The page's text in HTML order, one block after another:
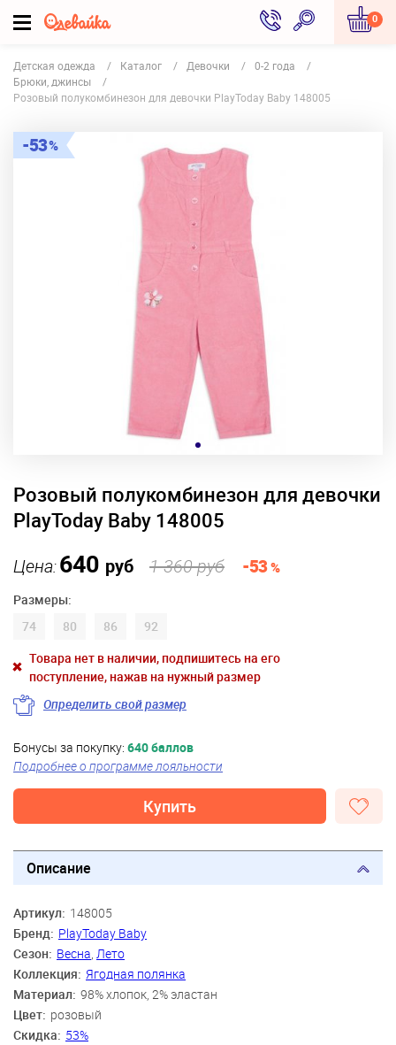
0
Детская одежда Каталог Девочки
0-2 года
Брюки, джинсы
Розовый полукомбинезон для девочки PlayToday Baby 148005
53
Розовый полукомбинезон для девочки
PlayToday Baby 148005
Цена:640 руб 1 360 руб -53%
Размеры:
74
80 86
92
Товара нет в наличии, подпишитесь на его
поступление, нажав на нужный размер
Определить свой размер
Бонусы за покупку: 640 баллов
Подробнее о программе лояльности
Купить
Описание
Артикул: 148005
Бренд: PlayToday Baby
Сезон: Весна, Лето
Коллекция: Ягодная полянка
Материал: 98% хлопок, 2% эластан
Цвет: розовый
Скидка: 53%